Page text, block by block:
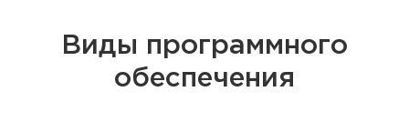
Виды программного
обеспечения